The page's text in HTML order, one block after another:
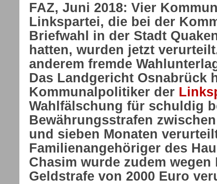
FAZ, Juni 2018: Vier
Linkspartei, die bei der
Briefwahl in der Stadt
hatten, wurden jetzt
anderem fremde
Das Landgericht Osnabrück
Kommunalpolitiker der
Wahlfälschung für schuldig
Bewährungsstrafen
und sieben Monaten
Familienangehöriger des
Chasim wurde zudem
Geldstrafe von 2000 Euro